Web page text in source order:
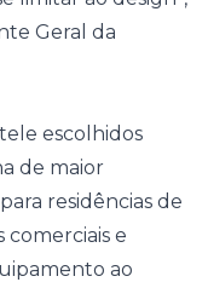
Geral da
escolhidos
de maior
residências de
e
ao